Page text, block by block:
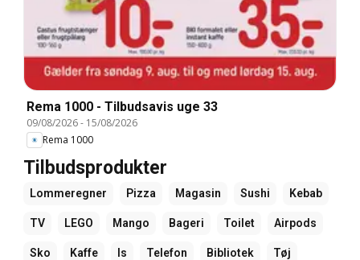
Rema 1000 - Tilbudsavis uge 33
09/08/2026- 15/08/2026
Rema 1000
Tilbudsprodukter
Lommeregner Pizza Magasin Sushi Kebab
TV LEGO Mango Bageri Toilet Airpods
Sko Kaffe Is Telefon Bibliotek Tøj